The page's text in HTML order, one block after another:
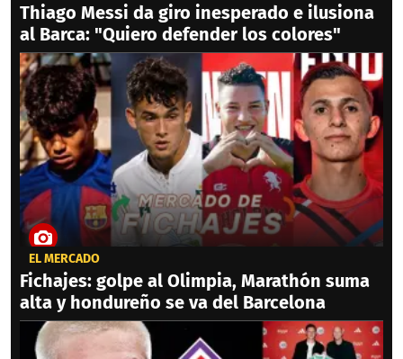
Thiago Messi da giro inesperado e ilusiona
al Barca: "Quiero defender los colores"
EL MERCADO
Fichajes: golpe al Olimpia, Marathón suma
alta y hondureño se va del Barcelona